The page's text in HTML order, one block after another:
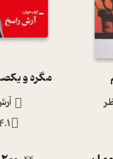
مگره و